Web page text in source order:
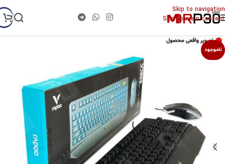
Skip to navigation
Skip to main content
ناموجود